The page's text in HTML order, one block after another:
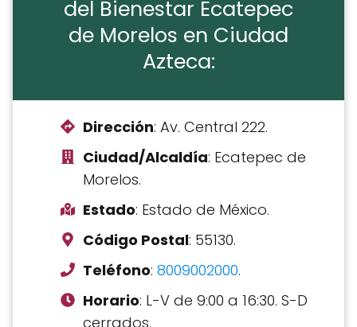
del Bienestar Ecatepec
de Morelos en Ciudad
Azteca:
Dirección: Av. Central 222.
Ciudad/Alcaldía: Ecatepec de
Morelos.
Estado: Estado de México.
Código Postal: 55130.
Teléfono: 8009002000.
Horario: L-V de 9:00 a 16:30. S-D
cerrados.